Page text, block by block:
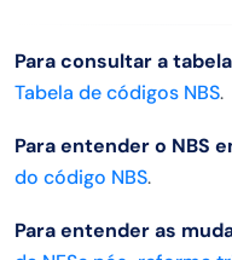
Para consultar a
Tabela de códigos NBS.
Para entender o NBS
do código NBS.
Para entender as